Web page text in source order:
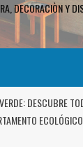
DECORACIÒN Y
DESCUBRE
ECOLÓGICO